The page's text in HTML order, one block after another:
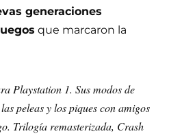
generaciones
que marcaron la
Playstation 1. Sus modos de
peleas y los piques con amigos
Trilogía remasterizada, Crash